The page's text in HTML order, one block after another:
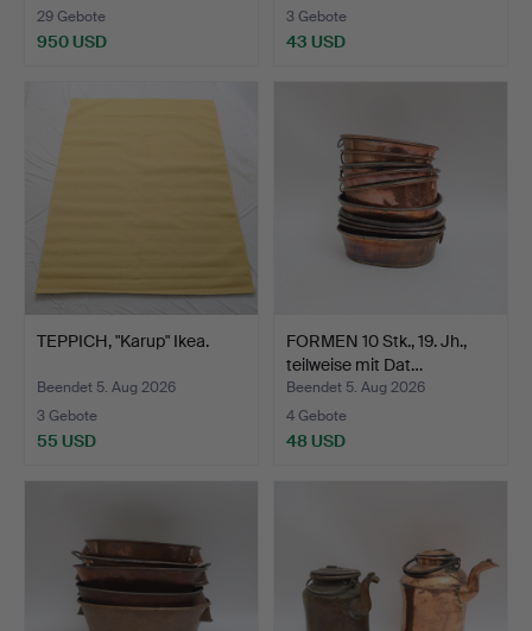
29 Gebote
950 USD
3 Gebote
43 USD
TEPPICH, "Karup" Ikea.
Beendet 5. Aug 2026
3 Gebote
55 USD
FORMEN 10 Stk., 19. Jh.,
teilweise mit Dat…
Beendet 5. Aug 2026
4 Gebote
48 USD